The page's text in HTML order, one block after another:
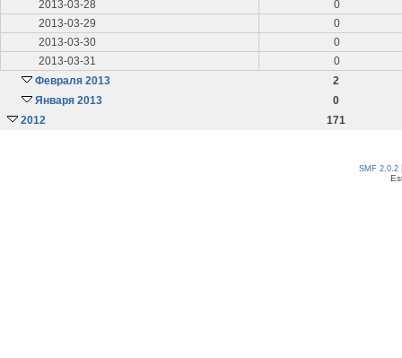
2013-03-28
0
2013-03-29
0
2013-03-30
0
2013-03-31
0
Февраля 2013
2
Января 2013
0
2012
171
SMF 2.0.2